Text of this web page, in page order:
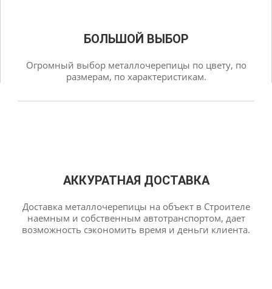
БОЛЬШОЙ ВЫБОР
Огромный выбор металлочерепицы по цвету, по
размерам, по характеристикам.
АККУРАТНАЯ ДОСТАВКА
Доставка металлочерепицы на объект в Строителе
наемным и собственным автотранспортом, дает
возможность сэкономить время и деньги клиента.